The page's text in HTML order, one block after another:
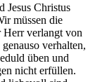
Jesus Christus
müssen die
Herr verlangt von
verhalten,
üben und
nicht erfüllen.